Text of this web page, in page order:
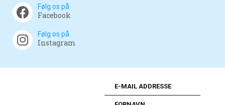
Følg os på
Facebook
Følg os på
Instagram